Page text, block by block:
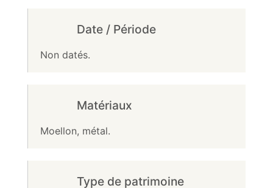
Date / Période
Non datés.
Matériaux
Moellon, métal.
Type de patrimoine